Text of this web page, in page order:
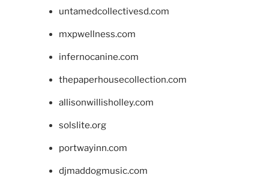
untamedcollectivesd.com
mxpwellness.com
infernocanine.com
thepaperhousecollection.com
allisonwillisholley.com
solslite.org
portwayinn.com
djmaddogmusic.com